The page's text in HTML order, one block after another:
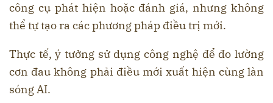
công cụ phát hiện hoặc đánh giá, nhưng không
thể tự tạo ra các phương pháp điều trị mới.
Thực tế, ý tưởng sử dụng công nghệ để đo lường
cơn đau không phải điều mới xuất hiện cùng làn
sóng AI.